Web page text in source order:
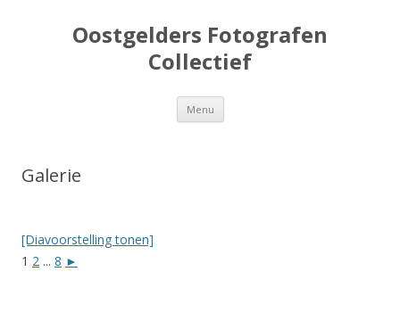
Oostgelders Fotografen
Collectief
Menu Spring
inhoud
Galerie
[Diavoorstelling tonen]
1 2 ... 8 ►